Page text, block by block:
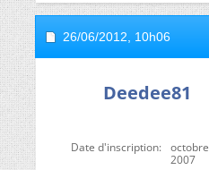
26/06/2012, 10h06
Deedee81
Date d'inscription
octobre
2007